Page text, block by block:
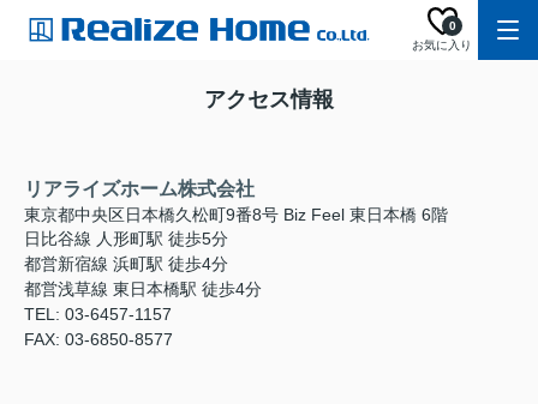
お気に入り
0
アクセス情報
リアライズホーム株式会社
東京都中央区日本橋久松町9番8号 Biz Feel 東日本橋 6階
日比谷線 人形町駅 徒歩5分
都営新宿線 浜町駅 徒歩4分
都営浅草線 東日本橋駅 徒歩4分
TEL: 03-6457-1157
FAX: 03-6850-8577